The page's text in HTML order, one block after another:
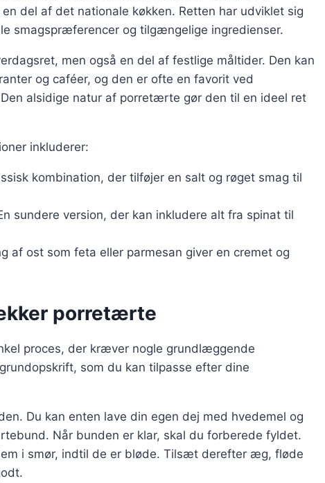
del af det nationale køkken. Retten har udviklet sig
smagspræferencer og tilgængelige ingredienser.
men også en del af festlige måltider. Den kan
og caféer, og den er ofte en favorit ved
alsidige natur af porretærte gør den til en ideel ret
inkluderer:
kombination, der tilføjer en salt og røget smag til
sundere version, der kan inkludere alt fra spinat til
af ost som feta eller parmesan giver en cremet og
porretærte
proces, der kræver nogle grundlæggende
som du kan tilpasse efter dine
Du kan enten lave din egen dej med hvedemel og
Når bunden er klar, skal du forberede fyldet.
i smør, indtil de er bløde. Tilsæt derefter æg, fløde